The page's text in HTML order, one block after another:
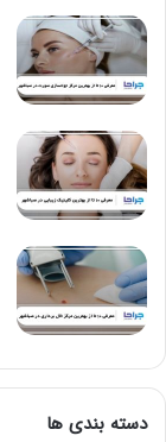
دسته بندی ها